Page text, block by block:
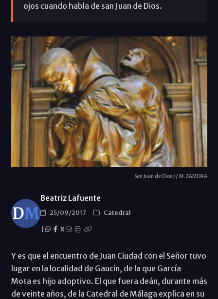
ojos cuando habla de san Juan de Dios.
San Juan de Dios // M. ZAMORA
Beatriz Lafuente
25/09/2017
Catedral
X
Y es que el encuentro de Juan Ciudad con el Señor tuvo
lugar en la localidad de Gaucín, de la que García
Mota es hijo adoptivo. El que fuera deán, durante más
de veinte años, de la Catedral de Málaga explica en su